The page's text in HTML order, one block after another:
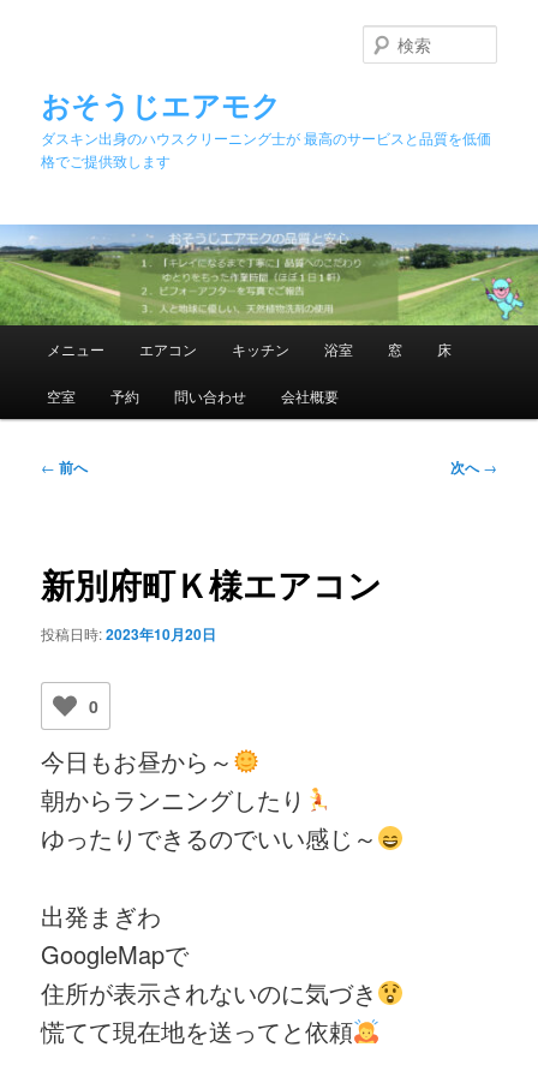
移
動
おそうじエアモク
ダスキン出身のハウスクリーニング士が 最高のサービスと品質を低価
格でご提供致します
索
メ
メニュー エアコン キッチン 浴室 窓 床
空室 予約 問い合わせ 会社概要
投
ゲ
ー
ョ
← 前へ 次へ→
新別府町Ｋ様エアコン
投稿日時:2023年10月20日
0
今日もお昼から～
朝からランニングしたり
ゆったりできるのでいい感じ～
出発まぎわ
GoogleMapで
住所が表示されないのに気づき
慌てて現在地を送ってと依頼